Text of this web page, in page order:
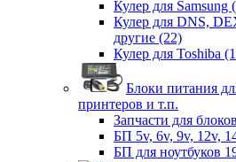
Кулер для Samsung
Кулер для DNS,
другие (22)
Кулер для Toshiba
Блоки питания
принтеров и т.п.
Запчасти для
БП 5v, 6v, 9v, 12v,
БП для ноутбуков